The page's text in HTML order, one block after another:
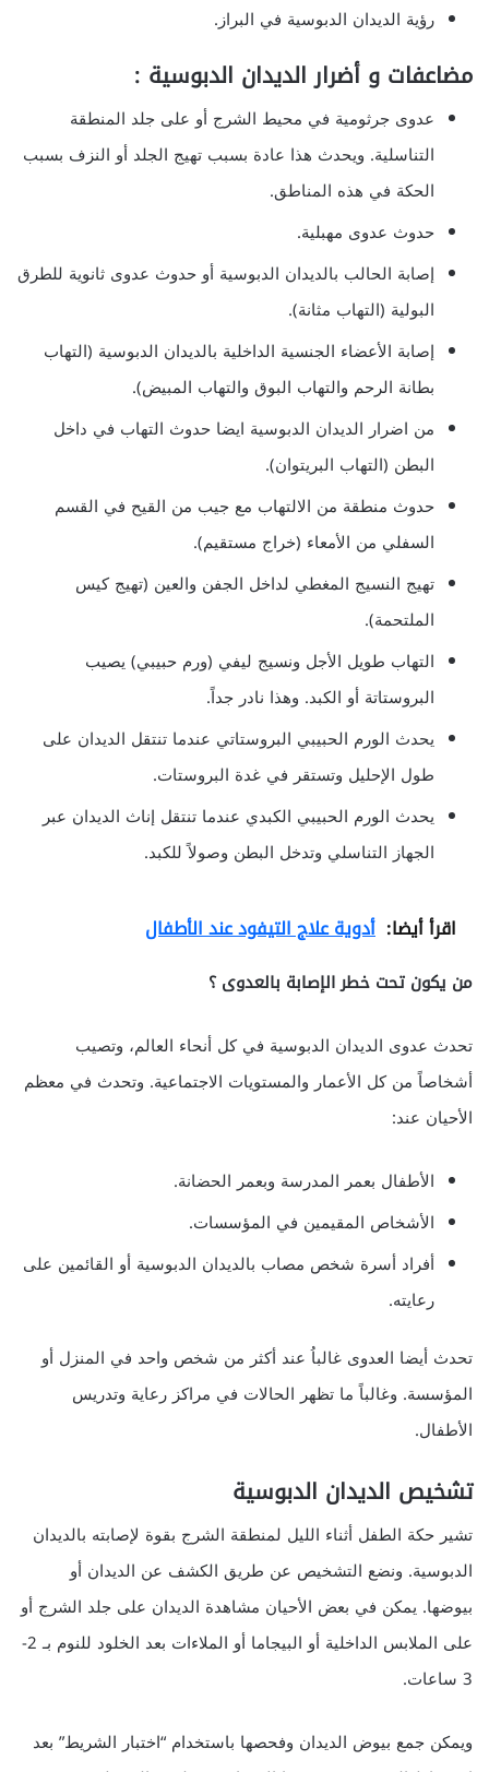
رؤية الديدان الدبوسية في البراز.
مضاعفات و أضرار الديدان الدبوسية :
عدوى جرثومية في محيط الشرج أو على جلد المنطقة
التناسلية. ويحدث هذا عادة بسبب تهيج الجلد أو النزف بسبب
الحكة في هذه المناطق.
حدوث عدوى مهبلية.
إصابة الحالب بالديدان الدبوسية أو حدوث عدوى ثانوية للطرق
البولية (التهاب مثانة).
إصابة الأعضاء الجنسية الداخلية بالديدان الدبوسية (التهاب
بطانة الرحم والتهاب البوق والتهاب المبيض).
من اضرار الديدان الدبوسية ايضا حدوث التهاب في داخل
البطن (التهاب البريتوان).
حدوث منطقة من الالتهاب مع جيب من القيح في القسم
السفلي من الأمعاء (خراج مستقيم).
تهيج النسيج المغطي لداخل الجفن والعين (تهيج كيس
الملتحمة).
التهاب طويل الأجل ونسيج ليفي (ورم حبيبي) يصيب
البروستاتة أو الكبد. وهذا نادر جداً.
يحدث الورم الحبيبي البروستاتي عندما تنتقل الديدان على
طول الإحليل وتستقر في غدة البروستات.
يحدث الورم الحبيبي الكبدي عندما تنتقل إناث الديدان عبر
الجهاز التناسلي وتدخل البطن وصولاً للكبد.
اقرأ أيضا: أدوية علاج التيفود عند الأطفال
من يكون تحت خطر الإصابة بالعدوى ؟
تحدث عدوى الديدان الدبوسية في كل أنحاء العالم، وتصيب
أشخاصاً من كل الأعمار والمستويات الاجتماعية. وتحدث في معظم
الأحيان عند:
الأطفال بعمر المدرسة وبعمر الحضانة.
الأشخاص المقيمين في المؤسسات.
أفراد أسرة شخص مصاب بالديدان الدبوسية أو القائمين على
رعايته.
تحدث أيضا العدوى غالباُ عند أكثر من شخص واحد في المنزل أو
المؤسسة. وغالباً ما تظهر الحالات في مراكز رعاية وتدريس
الأطفال.
تشخيص الديدان الدبوسية
تشير حكة الطفل أثناء الليل لمنطقة الشرج بقوة لإصابته بالديدان
الدبوسية. ونضع التشخيص عن طريق الكشف عن الديدان أو
بيوضها. يمكن في بعض الأحيان مشاهدة الديدان على جلد الشرج أو
على الملابس الداخلية أو البيجاما أو الملاءات بعد الخلود للنوم بـ 2-
3 ساعات.
ويمكن جمع بيوض الديدان وفحصها باستخدام “اختبار الشريط” بعد